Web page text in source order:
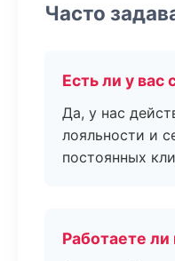
Часто
Есть ли у вас
Да, у нас
лояльности и
постоянных
Работаете